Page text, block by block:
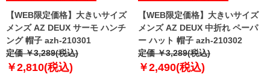
【WEB限定価格】大きいサイズ
メンズ AZ DEUX サーモ ハンチ
ング 帽子 azh-210301
定価 ￥3,289(税込)
￥2,810(税込)
【WEB限定価格】大きいサイズ
メンズ AZ DEUX 中折れ ペーパ
ー ハット 帽子 azh-210302
定価 ￥3,289(税込)
￥2,490(税込)